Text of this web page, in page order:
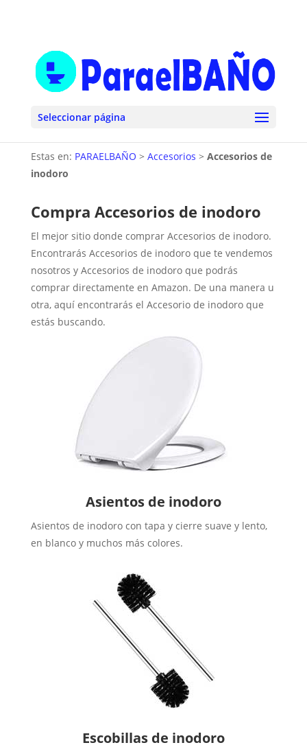
Seleccionar página
Estas en: PARAELBAÑO > Accesorios > Accesorios de
inodoro
Compra Accesorios de inodoro
El mejor sitio donde comprar Accesorios de inodoro.
Encontrarás Accesorios de inodoro que te vendemos
nosotros y Accesorios de inodoro que podrás
comprar directamente en Amazon. De una manera u
otra, aquí encontrarás el Accesorio de inodoro que
estás buscando.
Asientos de inodoro
Asientos de inodoro con tapa y cierre suave y lento,
en blanco y muchos más colores.
Escobillas de inodoro